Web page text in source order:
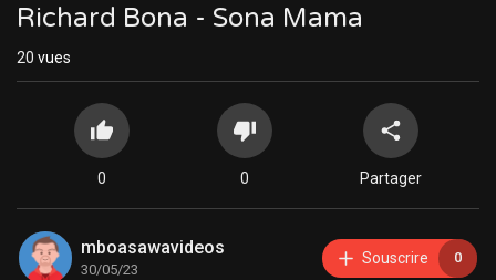
Richard Bona - Sona Mama
20 vues
0 0 Partager
mboasawavideos
30/05/23
Souscrire 0